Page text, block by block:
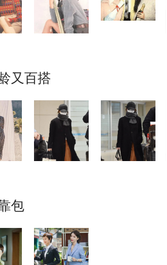
又百搭
包